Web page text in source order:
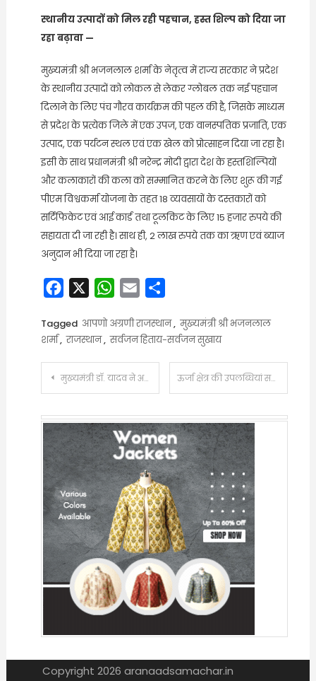
स्थानीय उत्पादों को मिल रही पहचान, हस्त शिल्प को दिया जा
रहा बढ़ावा —
मुख्यमंत्री श्री भजनलाल शर्मा के नेतृत्व में राज्य सरकार ने प्रदेश
के स्थानीय उत्पादों को लोकल से लेकर ग्लोबल तक नई पहचान
दिलाने के लिए पंच गौरव कार्यक्रम की पहल की है, जिसके माध्यम
से प्रदेश के प्रत्येक जिले में एक उपज, एक वानस्पतिक प्रजाति, एक
उत्पाद, एक पर्यटन स्थल एवं एक खेल को प्रोत्साहन दिया जा रहा है।
इसी के साथ प्रधानमंत्री श्री नरेन्द्र मोदी द्वारा देश के हस्तशिल्पियों
और कलाकारों की कला को सम्मानित करने के लिए शुरू की गई
पीएम विश्वकर्मा योजना के तहत 18 व्यवसायों के दस्तकारों को
सर्टिफिकेट एवं आई कार्ड तथा टूलकिट के लिए 15 हजार रुपये की
सहायता दी जा रही है। साथ ही, 2 लाख रुपये तक का ऋण एवं ब्याज
अनुदान भी दिया जा रहा है।
Facebook WhatsApp
Email
Tagged आपणो अग्रणी राजस्थान, मुख्यमंत्री श्री भजनलाल
शर्मा, राजस्थान, सर्वजन हिताय-सर्वजन सुखाय
Post
मुख्यमंत्री डॉ. यादव ने अपने सुपुत्र का पाणिग्रहण संस्कार सामूहिक विवाह समारोह में कर मिसाल प्रस्तुत की ऊर्जा क्षेत्र की उपलब्धियां सराहनीय: मुख्यमंत्री डॉ. यादव, मुरैना सोलर सह स्टोरेज अपने तरह की पहली परियोजना होगी, प्रदेश के सोलर पार्क से भारतीय रेल को मिलती है बिजली
Copyright 2026 aranaadsamachar.in